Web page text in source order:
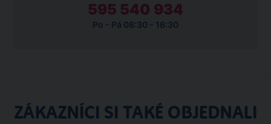
595 540 934
Po - Pá 08:30 - 16:30
ZÁKAZNÍCI SI TAKÉ OBJEDNALI